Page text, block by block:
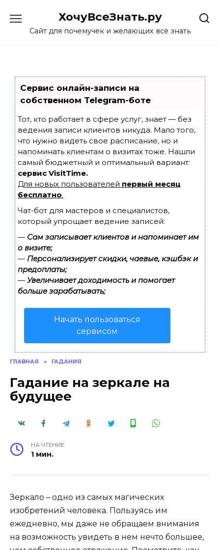
content
ХочуВсеЗнать.ру
Сайт для почемучек и желающих всё знать
Сервис онлайн-записи на
собственном Telegram-боте
Тот, кто работает в сфере услуг, знает — без
ведения записи клиентов никуда. Мало того,
что нужно видеть свое расписание, но и
напоминать клиентам о визитах тоже. Нашли
самый бюджетный и оптимальный вариант:
сервис VisitTime.
Для новых пользователей первый месяц
бесплатно.
Чат-бот для мастеров и специалистов,
который упрощает ведение записей:
— Сам записывает клиентов и напоминает им
о визите;
— Персонализирует скидки, чаевые, кэшбэк и
предоплаты;
— Увеличивает доходимость и помогает
больше зарабатывать;
Начать пользоваться
сервисом
ГЛАВНАЯ » ГАДАНИЯ
Гадание на зеркале на
будущее
НА ЧТЕНИЕ
1 мин.
Зеркало – одно из самых магических
изобретений человека. Пользуясь им
ежедневно, мы даже не обращаем внимания
на возможность увидеть в нем нечто большее,